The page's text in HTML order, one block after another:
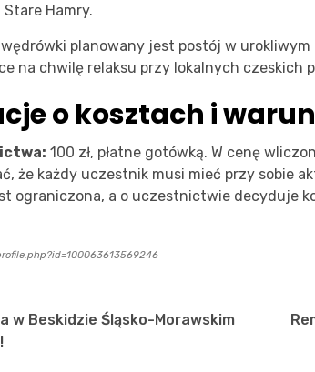
Stare Hamry.
planowany jest postój w
na chwilę relaksu przy lokalnych czeskich
o kosztach i
100 zł, płatne gotówką. W cenę
że każdy uczestnik musi mieć przy sobie
ograniczona, a o uczestnictwie decyduje
w Beskidzie Śląsko-Morawskim